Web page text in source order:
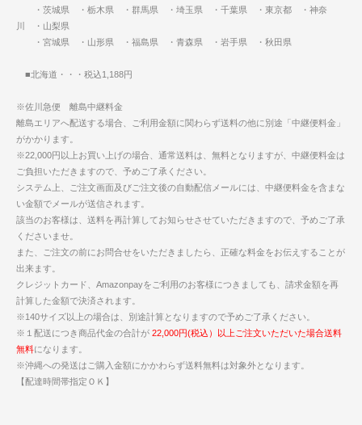
・茨城県 ・栃木県 ・群馬県 ・埼玉県 ・千葉県 ・東京都 ・神奈
川 ・山梨県
・宮城県 ・山形県 ・福島県 ・青森県 ・岩手県 ・秋田県
■北海道・・・税込1,188円
※佐川急便 離島中継料金
離島エリアへ配送する場合、ご利用金額に関わらず送料の他に別途「中継便料金」
がかかります。
※22,000円以上お買い上げの場合、通常送料は、無料となりますが、中継便料金は
ご負担いただきますので、予めご了承ください。
システム上、ご注文画面及びご注文後の自動配信メールには、中継便料金を含まな
い金額でメールが送信されます。
該当のお客様は、送料を再計算してお知らせさせていただきますので、予めご了承
くださいませ。
また、ご注文の前にお問合せをいただきましたら、正確な料金をお伝えすることが
出来ます。
クレジットカード、Amazonpayをご利用のお客様につきましても、請求金額を再
計算した金額で決済されます。
※140サイズ以上の場合は、別途計算となりますので予めご了承ください。
※１配送につき商品代金の合計が 22,000円(税込）以上ご注文いただいた場合送料
無料になります。
※沖縄への発送はご購入金額にかかわらず送料無料は対象外となります。
【配達時間帯指定ＯＫ】